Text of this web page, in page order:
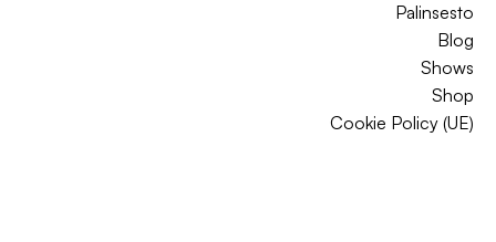
Palinsesto
Blog
Shows
Shop
Cookie Policy (UE)